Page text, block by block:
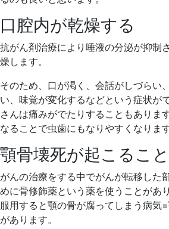
口腔内が乾燥する
抗がん剤治療により唾液の分泌が抑制
燥します。
そのため、口が渇く、会話がしづらい
い、味覚が変化するなどという症状が
さんは痛みがでたりすることもありま
なることで虫歯にもなりやすくなります
顎骨壊死が起こるこ
がんの治療をする中でがんが転移した
めに骨修飾薬という薬を使うことがあ
服用すると顎の骨が腐ってしまう病気
があります。